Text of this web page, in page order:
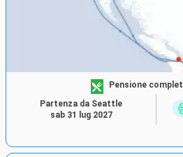
Pensione
Partenza da Seattle
sab 31 lug 2027